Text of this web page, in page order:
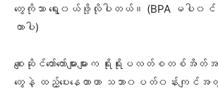
တွေကိုသာ ရွေး၀ယ်ဖို့လိုပါတယ်။ (BPA မပ
တာပါ)
စျေးဆိုင်တော်တော်များများက ရိုးရိုးပလတ်စတစ်အိ
တွေနဲ့ ထည့်ပေးနေတာဟာ သဘာ၀ပတ်၀န်းကျင်အ